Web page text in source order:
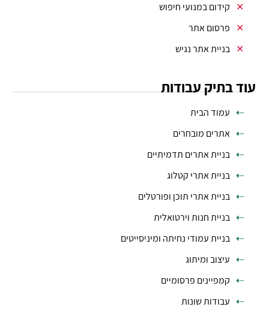
קידום במנועי חיפוש
פרסום אתר
בניית אתר נגיש
עוד בתיק עבודות
עמוד הבית
אתרים מובחרים
בניית אתרים תדמיתיים
בניית אתרי קטלוג
בניית אתרי תוכן ופורטלים
בניית חנות וירטואלית
בניית עמודי נחיתה ומיניסייטים
עיצוב ומיתוג
קמפיינים פרסומיים
עבודות שונות